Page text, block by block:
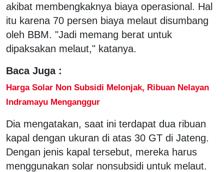
akibat membengkaknya biaya operasional. Hal
itu karena 70 persen biaya melaut disumbang
oleh BBM. "Jadi memang berat untuk
dipaksakan melaut," katanya.
Baca Juga :
Harga Solar Non Subsidi Melonjak, Ribuan Nelayan
Indramayu Menganggur
Dia mengatakan, saat ini terdapat dua ribuan
kapal dengan ukuran di atas 30 GT di Jateng.
Dengan jenis kapal tersebut, mereka harus
menggunakan solar nonsubsidi untuk melaut.